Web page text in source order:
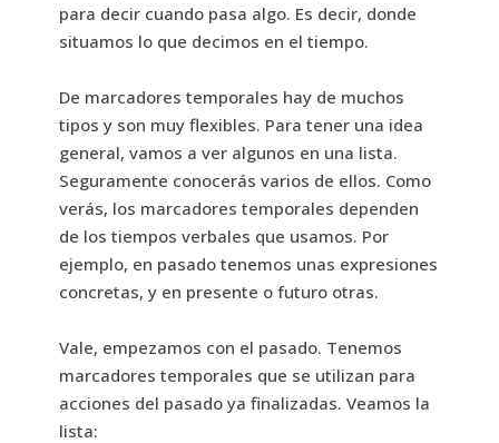
para decir cuando pasa algo. Es decir, donde
situamos lo que decimos en el tiempo.
De marcadores temporales hay de muchos
tipos y son muy flexibles. Para tener una idea
general, vamos a ver algunos en una lista.
Seguramente conocerás varios de ellos. Como
verás, los marcadores temporales dependen
de los tiempos verbales que usamos. Por
ejemplo, en pasado tenemos unas expresiones
concretas, y en presente o futuro otras.
Vale, empezamos con el pasado. Tenemos
marcadores temporales que se utilizan para
acciones del pasado ya finalizadas. Veamos la
lista: